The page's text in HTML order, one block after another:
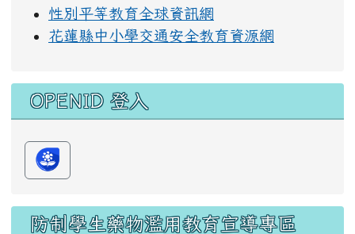
性別平等教育全球資訊網
花蓮縣中小學交通安全教育資源網
OPENID 登入
防制學生藥物濫用教育宣導專區